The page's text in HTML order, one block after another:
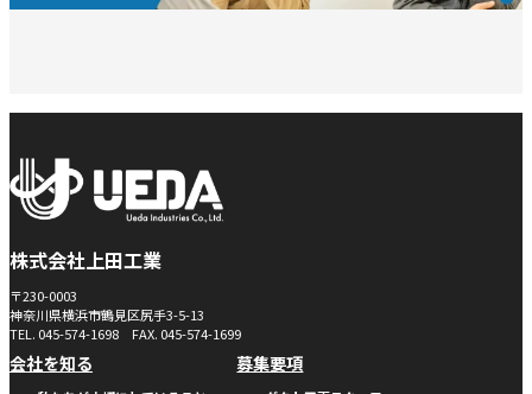
株式会社上田工業
〒230-0003
神奈川県横浜市鶴見区尻手3-5-13
TEL. 045-574-1698 FAX. 045-574-1699
会社を知る 募集要項